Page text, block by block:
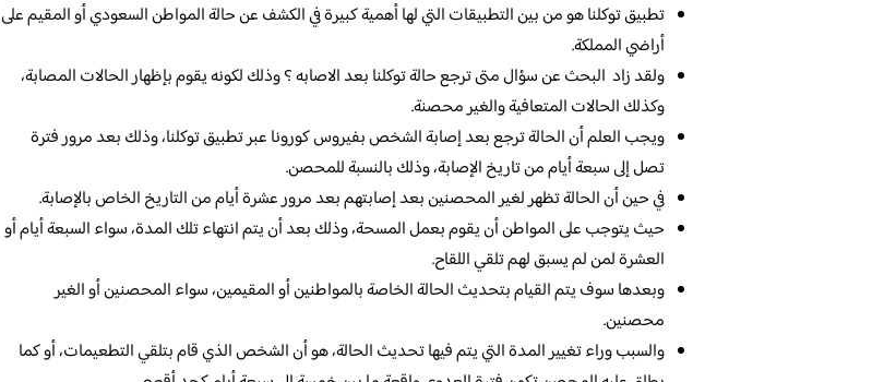
تطبيق توكلنا هو من بين التطبيقات التي لها أهمية كبيرة في الكشف عن حالة المواطن السعودي أو المقيم على
أراضي المملكة.
ولقد زاد البحث عن سؤال متى ترجع حالة توكلنا بعد الاصابه ؟ وذلك لكونه يقوم بإظهار الحالات المصابة،
وكذلك الحالات المتعافية والغير محصنة.
ويجب العلم أن الحالة ترجع بعد إصابة الشخص بفيروس كورونا عبر تطبيق توكلنا، وذلك بعد مرور فترة
تصل إلى سبعة أيام من تاريخ الإصابة، وذلك بالنسبة للمحصن.
في حين أن الحالة تظهر لغير المحصنين بعد إصابتهم بعد مرور عشرة أيام من التاريخ الخاص بالإصابة.
حيث يتوجب على المواطن أن يقوم بعمل المسحة، وذلك بعد أن يتم انتهاء تلك المدة، سواء السبعة أيام أو
العشرة لمن لم يسبق لهم تلقي اللقاح.
وبعدها سوف يتم القيام بتحديث الحالة الخاصة بالمواطنين أو المقيمين، سواء المحصنين أو الغير
محصنين.
والسبب وراء تغيير المدة التي يتم فيها تحديث الحالة، هو أن الشخص الذي قام بتلقي التطعيمات، أو كما